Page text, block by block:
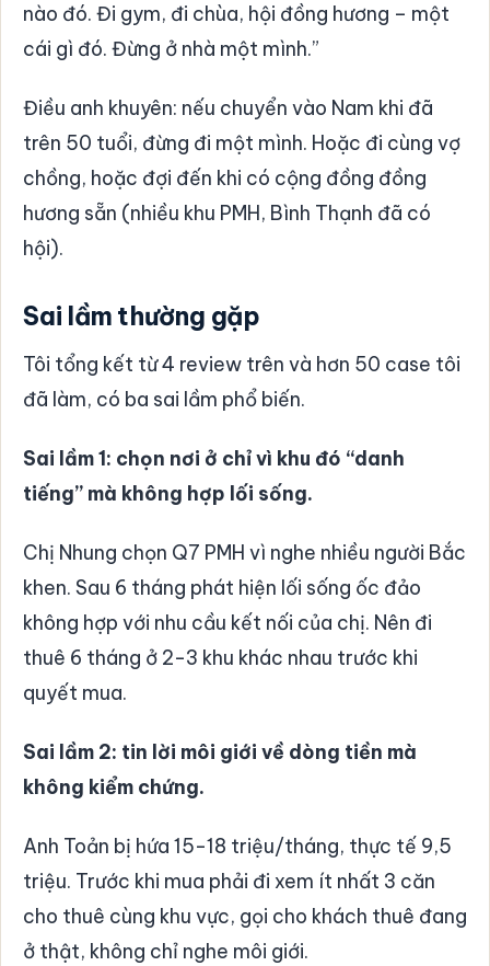
nào đó. Đi gym, đi chùa, hội đồng hương – một
cái gì đó. Đừng ở nhà một mình.”
Điều anh khuyên: nếu chuyển vào Nam khi đã
trên 50 tuổi, đừng đi một mình. Hoặc đi cùng vợ
chồng, hoặc đợi đến khi có cộng đồng đồng
hương sẵn (nhiều khu PMH, Bình Thạnh đã có
hội).
Sai lầm thường gặp
Tôi tổng kết từ 4 review trên và hơn 50 case tôi
đã làm, có ba sai lầm phổ biến.
Sai lầm 1: chọn nơi ở chỉ vì khu đó “danh
tiếng” mà không hợp lối sống.
Chị Nhung chọn Q7 PMH vì nghe nhiều người Bắc
khen. Sau 6 tháng phát hiện lối sống ốc đảo
không hợp với nhu cầu kết nối của chị. Nên đi
thuê 6 tháng ở 2-3 khu khác nhau trước khi
quyết mua.
Sai lầm 2: tin lời môi giới về dòng tiền mà
không kiểm chứng.
Anh Toản bị hứa 15-18 triệu/tháng, thực tế 9,5
triệu. Trước khi mua phải đi xem ít nhất 3 căn
cho thuê cùng khu vực, gọi cho khách thuê đang
ở thật, không chỉ nghe môi giới.